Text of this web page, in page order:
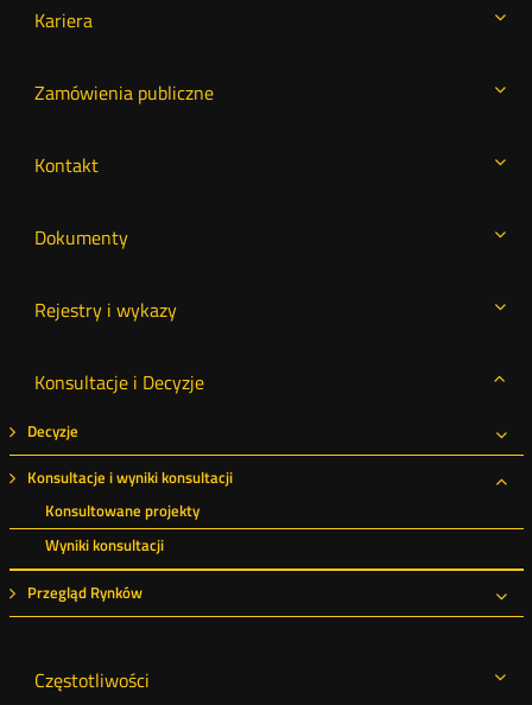
Kariera
Zamówienia publiczne
Kontakt
Dokumenty
Rejestry i wykazy
Konsultacje i Decyzje
Decyzje
Konsultacje i wyniki konsultacji
Konsultowane projekty
Wyniki konsultacji
Przegląd Rynków
Częstotliwości